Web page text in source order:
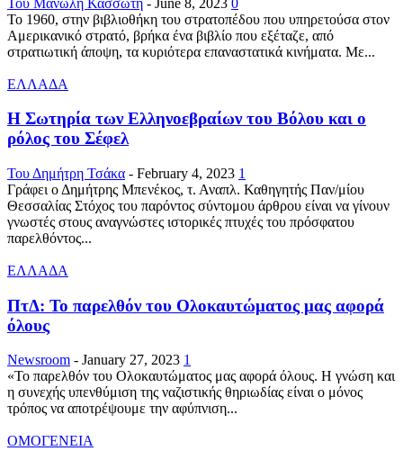
Το 1960, στην βιβλιοθήκη του στρατοπέδου που υπηρετούσα στον
Αμερικανικό στρατό, βρήκα ένα βιβλίο που εξέταζε, από
στρατιωτική άποψη, τα κυριότερα επαναστατικά κινήματα. Με...
ΕΛΛΑΔΑ
Η Σωτηρία των Ελληνοεβραίων του Βόλου και ο
ρόλος του Σέφελ
Του Δημήτρη Τσάκα - February 4, 2023 1
Γράφει ο Δημήτρης Μπενέκος, τ. Αναπλ. Καθηγητής Παν/μίου
Θεσσαλίας Στόχος του παρόντος σύντομου άρθρου είναι να γίνουν
γνωστές στους αναγνώστες ιστορικές πτυχές του πρόσφατου
παρελθόντος...
ΕΛΛΑΔΑ
ΠτΔ: Το παρελθόν του Ολοκαυτώματος μας αφορά
όλους
Newsroom - January 27, 2023 1
«Το παρελθόν του Ολοκαυτώματος μας αφορά όλους. Η γνώση και
η συνεχής υπενθύμιση της ναζιστικής θηριωδίας είναι ο μόνος
τρόπος να αποτρέψουμε την αφύπνιση...
ΟΜΟΓΕΝΕΙΑ